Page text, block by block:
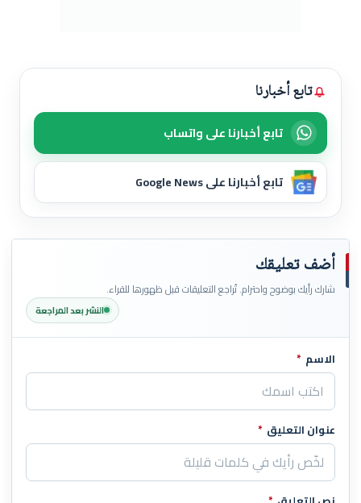
تابع أخبارنا
تابع أخبارنا على واتساب
تابع أخبارنا على Google News
أضف تعليقك
شارك رأيك بوضوح واحترام. تُراجع التعليقات قبل ظهورها للقراء.
النشر بعد المراجعة
اترك هذا الحقل فارغاً
الاسم *
عنوان التعليق *